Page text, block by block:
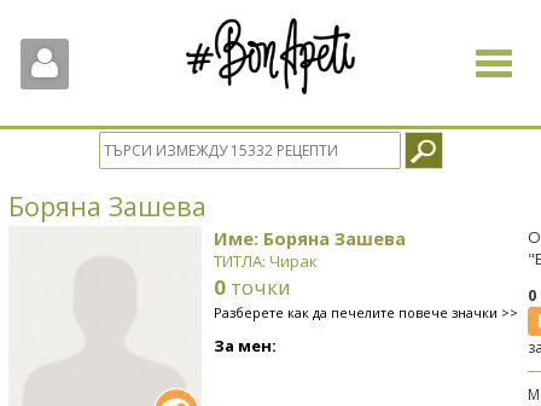
Toggle
Боряна Зашева
Име: Боряна Зашева
ТИТЛА: Чирак
0 точки
Разберете как да печелите повече значки >>
За мен: